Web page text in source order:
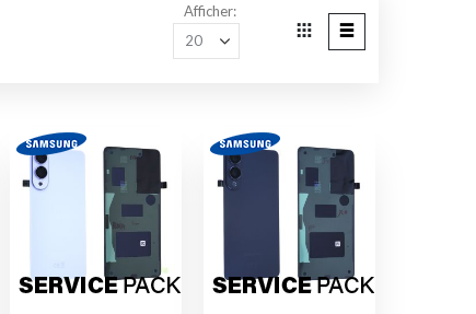
Afficher
Afficher
GrilleListe